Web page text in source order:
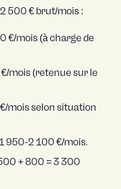
500 € brut/mois :
€/mois (à charge de
mois (retenue sur le
mois selon situation
950-2 100 €/mois.
+ 800 = 3 300